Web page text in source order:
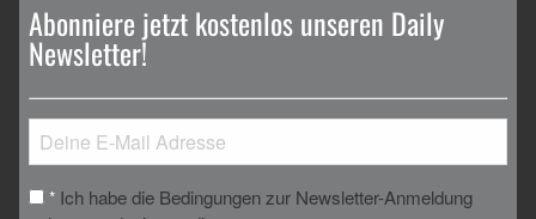
Abonniere jetzt kostenlos unseren Daily
Newsletter!
* Ich habe die Bedingungen zur Newsletter-Anmeldung